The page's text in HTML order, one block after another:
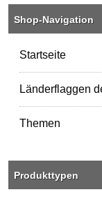
Shop-Navigation
Startseite
Länderflaggen
Themen
Produkttypen